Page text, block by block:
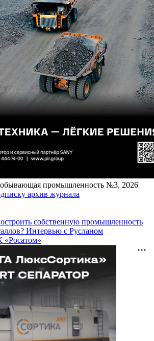
промышленность №3, 2026
архив журнала
собственную промышленность
Интервью с Русланом